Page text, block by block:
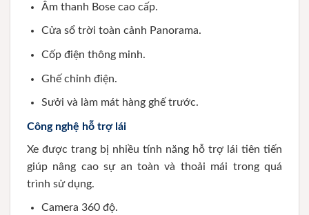
Âm thanh Bose cao cấp.
Cửa sổ trời toàn cảnh Panorama.
Cốp điện thông minh.
Ghế chỉnh điện.
Sưởi và làm mát hàng ghế trước.
Công nghệ hỗ trợ lái
Xe được trang bị nhiều tính năng hỗ trợ lái tiên tiến
giúp nâng cao sự an toàn và thoải mái trong quá
trình sử dụng.
Camera 360 độ.